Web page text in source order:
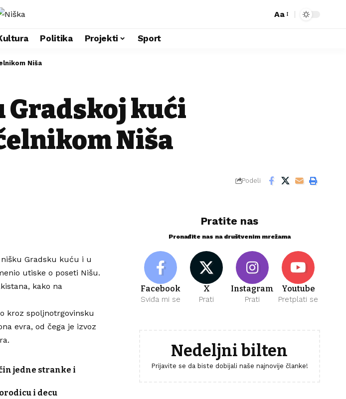
Aa
Politika Projekti Sport
Niša
Gradskoj kući
Niša
Podeli
nišku Gradsku kuću i u
utiske o poseti Nišu.
kako na
kroz spoljnotrgovinsku
evra, od čega je izvoz
jedne stranke i
i decu
Pratite nas
Pronađite nas na društvenim mrežama
Facebook
Sviđa mi se
X
Prati
Instagram
Prati
Youtube
Pretplati se
Nedeljni bilten
Prijavite se da biste dobijali naše najnovije članke!